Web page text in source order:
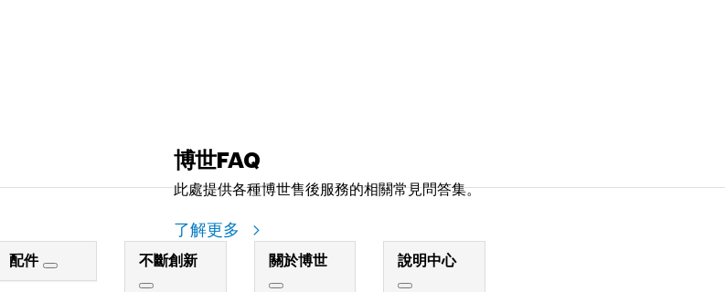
博世FAQ
此處提供各種博世售後服務的相關常見問答集。
了解更多
配件 不斷創新 關於博世 說明中心